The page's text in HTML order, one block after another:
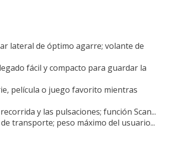
lateral de óptimo agarre; volante de
fácil y compacto para guardar la
película o juego favorito mientras
y las pulsaciones; función Scan...
transporte; peso máximo del usuario...